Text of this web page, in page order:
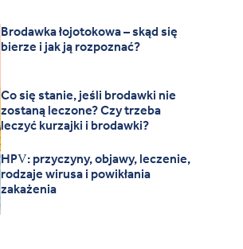
Brodawka łojotokowa – skąd się
bierze i jak ją rozpoznać?
Co się stanie, jeśli brodawki nie
zostaną leczone? Czy trzeba
leczyć kurzajki i brodawki?
HPV: przyczyny, objawy, leczenie,
rodzaje wirusa i powikłania
zakażenia